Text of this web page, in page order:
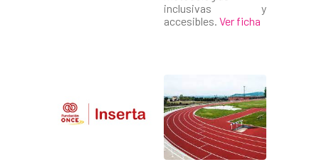
inclusivas y
accesibles. Ver ficha